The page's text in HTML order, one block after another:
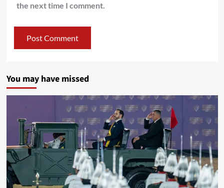
the next time I comment.
You may have missed